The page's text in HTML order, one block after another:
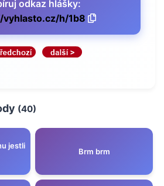
odkaz hlášky:
h/1b8
(40)
jestli
Brm brm